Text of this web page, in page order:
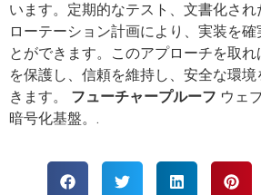
います。定期的なテスト、文書化さ
ローテーション計画により、実装を
とができます。このアプローチを取
を保護し、信頼を維持し、安全な環
きます。 フューチャープルーフ ウェ
暗号化基盤。.